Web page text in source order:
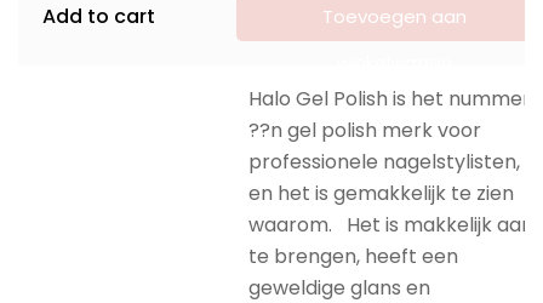
Add to cart
Toevoegen aan
Halo Gel Polish is het nummer
??n gel polish merk voor
professionele nagelstylisten,
en het is gemakkelijk te zien
waarom. Het is makkelijk aan
te brengen, heeft een
geweldige glans en